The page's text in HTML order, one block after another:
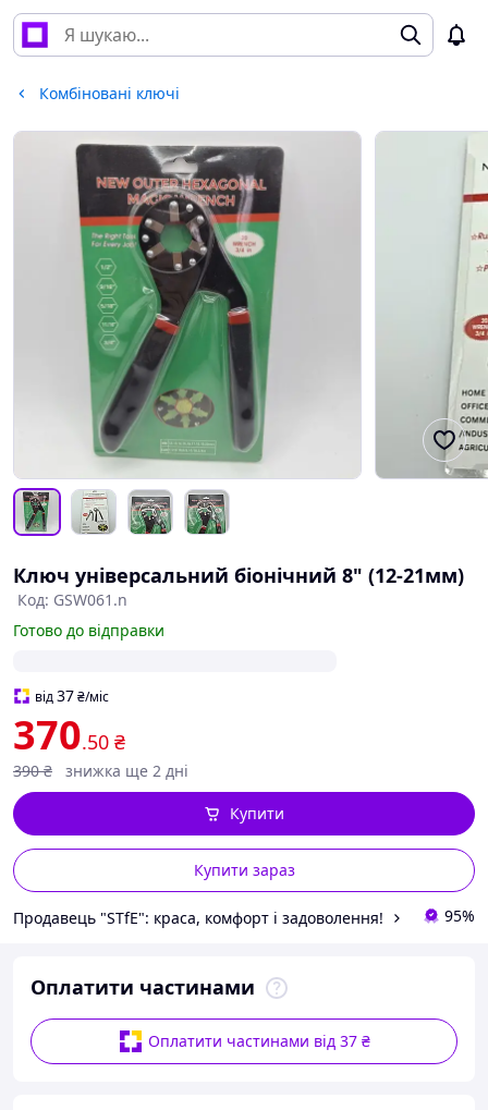
Комбіновані ключі
Ключ універсальний біонічний 8" (12-21мм)
Код: GSW061.n
Готово до відправки
від37₴/міс
370.50 ₴
390 ₴ знижка ще 2 дні
Купити зараз
Купити
Продавець "STfE": краса, комфорт і задоволення! 95%
Оплатити частинами
Оплатити частинами від 37 ₴